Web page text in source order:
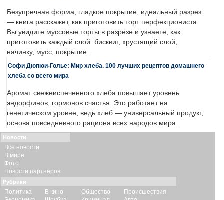
Безупречная форма, гладкое покрытие, идеальный разрез
— книга расскажет, как приготовить торт перфекциониста.
Вы увидите муссовые торты в разрезе и узнаете, как
приготовить каждый слой: бисквит, хрустящий слой,
начинку, мусс, покрытие.
Софи Дюпюи-Голье: Мир хлеба. 100 лучших рецептов домашнего
хлеба со всего мира
Аромат свежеиспеченного хлеба повышает уровень
эндорфинов, гормонов счастья. Это работает на
генетическом уровне, ведь хлеб — универсальный продукт,
основа повседневного рациона всех народов мира.
Новости
Все новости
В мире
Фото
Новости партнеров
Рубрики
Политика
В кино
Общество
Происшествия